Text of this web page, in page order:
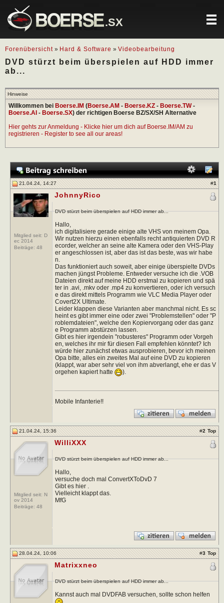
.SX
Forenübersicht » Hard & Software » Videobearbeitung
DVD stürzt beim überspielen auf HDD immer
ab...
Hinweise
Willkommen bei Boerse.IM (Boerse.AM - Boerse.KZ - Boerse.TW-
Boerse.AI - Boerse.SX) der richtigen Boerse BZ/SX/SH Alternative
Hier gehts zur Anmeldung - Klicke hier um dich auf Boerse.IM/AM zu
registrieren - Register to see all our areas!
21.04.24, 14:27 #1
Mitglied seit: D
ec 2014
Beiträge: 48
JohnnyRico
DVD stürzt beim überspielen auf HDD immer ab...
Hallo,
ich digitalisiere gerade einige alte VHS von meinem Opa.
Wir nutzen hierzu einen ebenfalls recht antiquierten DVD R
ecorder, welcher an seine alte Kamera oder den VHS-Play
er angeschlossen ist, aber das ist das beste, was wir habe
n.
Das funktioniert auch soweit, aber einige überspielte DVDs
machen jüngst Probleme. Entweder versuche ich die .VOB
Dateien direkt auf meine HDD erstmal zu kopieren und spä
ter in .avi, .mkv oder .mp4 zu konvertieren, oder ich versuch
e das direkt mittels Programm wie VLC Media Player oder
Covert2X Ultimate.
Leider klappen diese Varianten aber manchmal nicht. Es sc
heint es gibt immer eine oder zwei "Problemstellen" oder "P
roblemdateien", welche den Kopiervorgang oder das ganz
e Programm abstürzen lassen.
Gibt es hier irgendein "robusteres" Programm oder Vorgeh
en, welches ihr mir für diesen Fall empfehlen könntet? Ich
würde hier zunächst etwas ausprobieren, bevor ich meinen
Opa bitte, alles ein zweites Mal auf eine DVD zu kopieren
(klappt, war aber sehr viel von ihm abverlangt, ehe er das V
orgehen kapiert hatte
).
Mobile Infanterie!!
21.04.24, 15:36 #2 Top
Mitglied seit: N
ov 2014
Beiträge: 48
WilliXXX
DVD stürzt beim überspielen auf HDD immer ab...
Hallo,
versuche doch mal ConvertXToDvD 7
Gibt es hier .
Vielleicht klappt das.
MfG
28.04.24, 10:06 #3 Top
Matrixxneo
DVD stürzt beim überspielen auf HDD immer ab...
Kannst auch mal DVDFAB versuchen, sollte schon helfen